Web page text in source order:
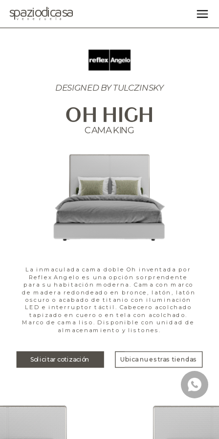
Ubica nuestras tiendas
Solicitar cotización
DESIGNED BY TULCZINSKY
OH HIGH
CAMA KING
La inmaculada cama doble Oh inventada por
Reflex Angelo es una opción sorprendente
para su habitación moderna. Cama con marco
de madera redondeado en bronce, latón, latón
oscuro o acabado de titanio con iluminación
LED e interruptor táctil. Cabecero acolchado
tapizado en cuero o en tela con acolchado.
Marco de cama liso. Disponible con unidad de
almacenamiento y listones.
spaziodicasa
venezuela